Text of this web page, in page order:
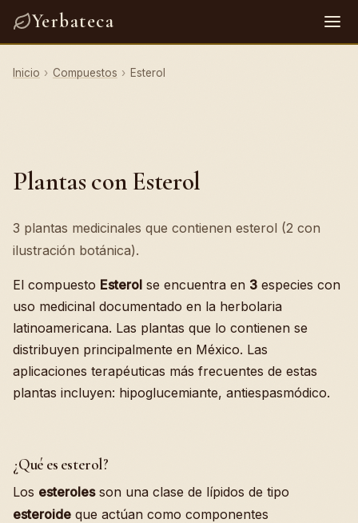
Yerbateca
Inicio › Compuestos › Esterol
Plantas con Esterol
3 plantas medicinales que contienen esterol (2 con
ilustración botánica).
El compuesto Esterol se encuentra en 3 especies con
uso medicinal documentado en la herbolaria
latinoamericana. Las plantas que lo contienen se
distribuyen principalmente en México. Las
aplicaciones terapéuticas más frecuentes de estas
plantas incluyen: hipoglucemiante, antiespasmódico.
¿Qué es esterol?
Los esterolesson una clase de lípidos de tipo
esteroide que actúan como componentes